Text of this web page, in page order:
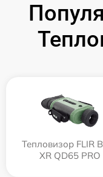
Тепловизор FLIR
XR QD65 PRO